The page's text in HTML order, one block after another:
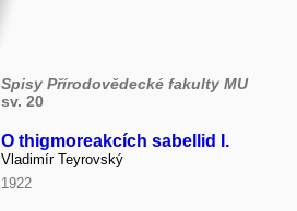
Spisy Přírodovědecké fakulty MU
sv. 20
O thigmoreakcích sabellid I.
Vladimír Teyrovský
1922